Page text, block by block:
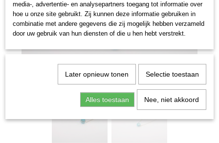
media-, advertentie- en analysepartners toegang tot informatie over
hoe u onze site gebruikt. Zij kunnen deze informatie gebruiken in
combinatie met andere gegevens die zij mogelijk hebben verzameld
door uw gebruik van hun diensten of die u hen hebt verstrekt.
Later opnieuw tonen Selectie toestaan
Alles toestaan Nee, niet akkoord